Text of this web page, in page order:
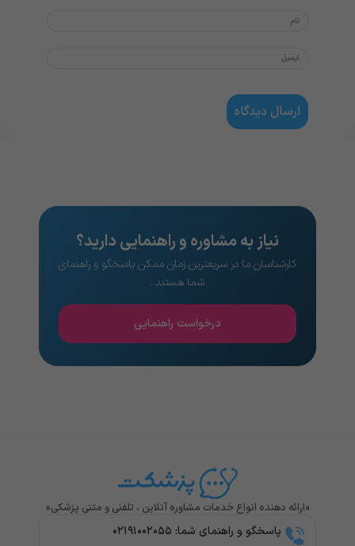
نیاز به مشاوره و راهنمایی دارید؟
کارشناسان ما در سریعترین زمان ممکن پاسخگو و راهنمای
شما هستند..
درخواست راهنمایی
«ارائه دهنده انواع خدمات مشاوره آنلاین ، تلفنی و متنی پزشکی»
پاسخگو و راهنمای شما: ۰۲۱۹۱۰۰۲۰۵۵